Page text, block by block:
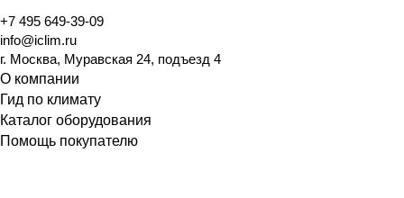
+7 495 649-39-09
info@iclim.ru
г. Москва, Муравская 24, подъезд 4
О компании
Гид по климату
Каталог оборудования
Помощь покупателю